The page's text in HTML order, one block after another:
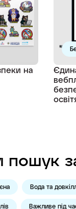
на
пошук
Вода та
Важливе під